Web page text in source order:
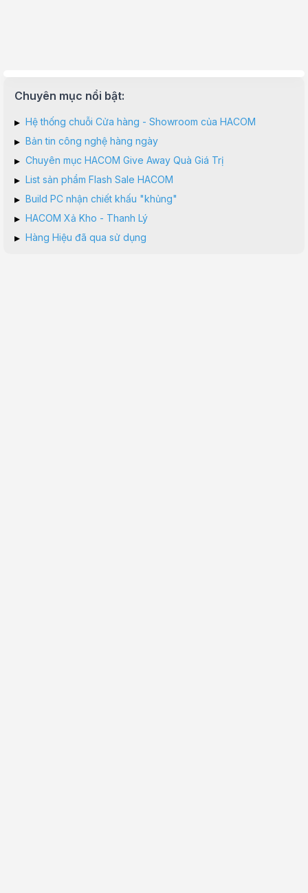
Chuyên mục nổi bật:
▸ Hệ thống chuỗi Cửa hàng - Showroom của HACOM
▸ Bản tin công nghệ hàng ngày
▸ Chuyên mục HACOM Give Away Quà Giá Trị
▸ List sản phẩm Flash Sale HACOM
▸ Build PC nhận chiết khấu "khủng"
▸ HACOM Xả Kho - Thanh Lý
▸ Hàng Hiệu đã qua sử dụng